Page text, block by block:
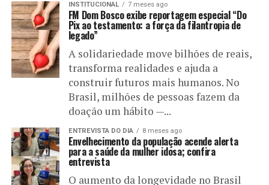
INSTITUCIONAL 7 meses ago
FM Dom Bosco exibe reportagem especial “Do
Pix ao testamento: a força da filantropia de
legado”
A solidariedade move bilhões de reais,
transforma realidades e ajuda a
construir futuros mais humanos. No
Brasil, milhões de pessoas fazem da
doação um hábito —...
ENTREVISTA DO DIA 8 meses ago
Envelhecimento da população acende alerta
para a saúde da mulher idosa; confira
entrevista
O aumento da longevidade no Brasil